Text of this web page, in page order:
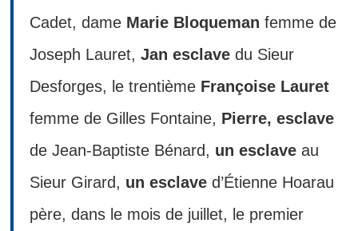
Cadet, dame Marie Bloqueman femme de
Joseph Lauret, Jan esclavedu Sieur
Desforges, le trentième Françoise Lauret
femme de Gilles Fontaine, Pierre, esclave
de Jean-Baptiste Bénard, un esclaveau
Sieur Girard, un esclaved’Étienne Hoarau
père, dans le mois de juillet, le premier